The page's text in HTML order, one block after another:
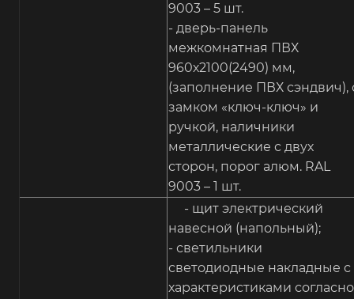
9003 – 5 шт.
- дверь-панель
межкомнатная ПВХ
960х2100(2490) мм,
(заполнение ПВХ сэндвич),
замком «ключ-ключ» и
ручкой, наличники
металлические с двух
сторон, порог алюм. RAL
9003 – 1 шт.
- щит электрический
навесной (напольный);
- светильники
светодиодные накладные с
характеристиками согласно